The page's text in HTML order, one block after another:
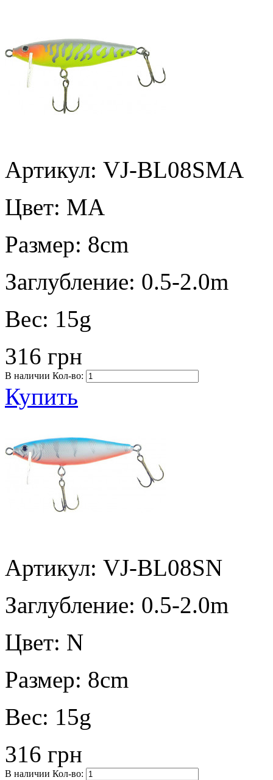
Артикул: VJ-BL08SMA
Цвет: MA
Размер: 8cm
Заглубление: 0.5-2.0m
Вес: 15g
316 грн
В наличии Кол-во:
Купить
Артикул: VJ-BL08SN
Заглубление: 0.5-2.0m
Цвет: N
Размер: 8cm
Вес: 15g
316 грн
В наличии Кол-во: